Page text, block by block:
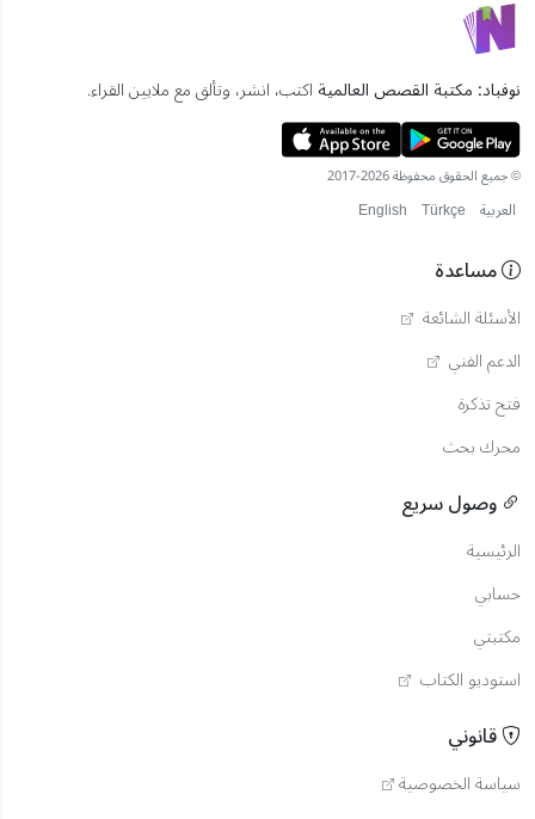
نوفباد: مكتبة القصص العالمية اكتب، انشر، وتألق مع ملايين القراء.
© جميع الحقوق محفوظة 2026-2017
العربية English Türkçe
مساعدة
الأسئلة الشائعة
الدعم الفني
فتح تذكرة
محرك بحث
وصول سريع
الرئيسية
حسابي
مكتبتي
استوديو الكتاب
قانوني
سياسة الخصوصية